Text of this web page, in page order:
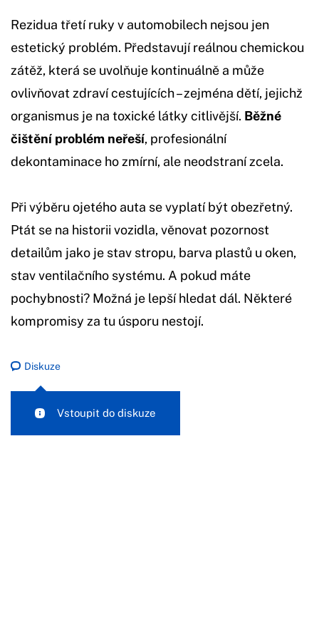
Rezidua třetí ruky v automobilech nejsou jen
estetický problém. Představují reálnou chemickou
zátěž, která se uvolňuje kontinuálně a může
ovlivňovat zdraví cestujících – zejména dětí, jejichž
organismus je na toxické látky citlivější. Běžné
čištění problém neřeší, profesionální
dekontaminace ho zmírní, ale neodstraní zcela.
Při výběru ojetého auta se vyplatí být obezřetný.
Ptát se na historii vozidla, věnovat pozornost
detailům jako je stav stropu, barva plastů u oken,
stav ventilačního systému. A pokud máte
pochybnosti? Možná je lepší hledat dál. Některé
kompromisy za tu úsporu nestojí.
Diskuze
Vstoupit do diskuze